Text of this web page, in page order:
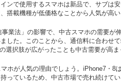
ンで使用するスマホは新品で、サブは
搭載機種が低価格なことから人気が高い
業法」の影響で、中古スマホの需要
した。このことから、通信料に合わせ
選択肢が広がったことも中古需要が高ま
ホが人気の理由でしょう。iPhone7・
っているため、中古市場で売れ続けて